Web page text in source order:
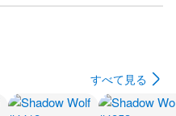
すべて見る